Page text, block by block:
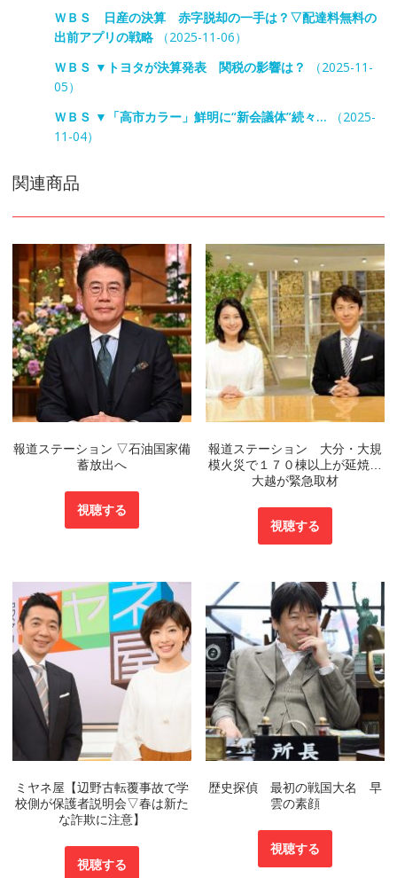
ＷＢＳ 日産の決算 赤字脱却の一手は？▽配達料無料の
出前アプリの戦略（2025-11-06）
ＷＢＳ ▼トヨタが決算発表 関税の影響は？
（2025-11-
05）
ＷＢＳ ▼「高市カラー」鮮明に“新会議体”続々… （2025-
11-04）
関連商品
報道ステーション ▽石油国家備
蓄放出へ
視聴する
報道ステーション 大分・大規
模火災で１７０棟以上が延焼…
大越が緊急取材
視聴する
ミヤネ屋【辺野古転覆事故で学
校側が保護者説明会▽春は新た
な詐欺に注意】
視聴する
歴史探偵 最初の戦国大名 早
雲の素顔
視聴する